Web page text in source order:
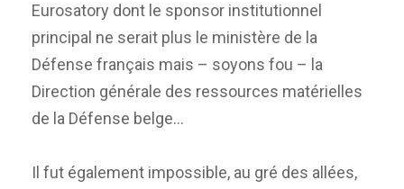
Eurosatory dont le sponsor institutionnel
principal ne serait plus le ministère de la
Défense français mais – soyons fou – la
Direction générale des ressources matérielles
de la Défense belge…
Il fut également impossible, au gré des allées,